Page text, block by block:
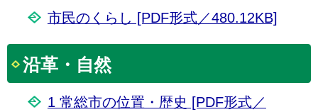
市民のくらし [PDF形式／480.12KB]
沿革・自然
1 常総市の位置・歴史 [PDF形式／